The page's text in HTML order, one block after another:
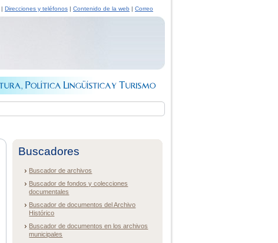
| Direcciones y teléfonos | Contenido de la web | Correo
Buscadores
Buscador de archivos
Buscador de fondos y colecciones
documentales
Buscador de documentos del Archivo
Histórico
Buscador de documentos en los archivos
municipales